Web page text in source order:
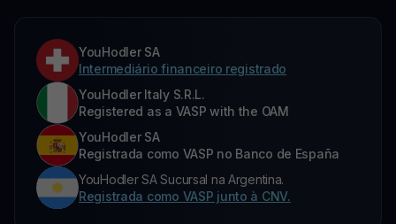
YouHodler SA
Intermediário financeiro registrado
YouHodler Italy S.R.L.
Registered as a VASP with the OAM
YouHodler SA
Registrada como VASP no Banco de España
YouHodler SA Sucursal na Argentina.
Registrada como VASP junto à CNV.